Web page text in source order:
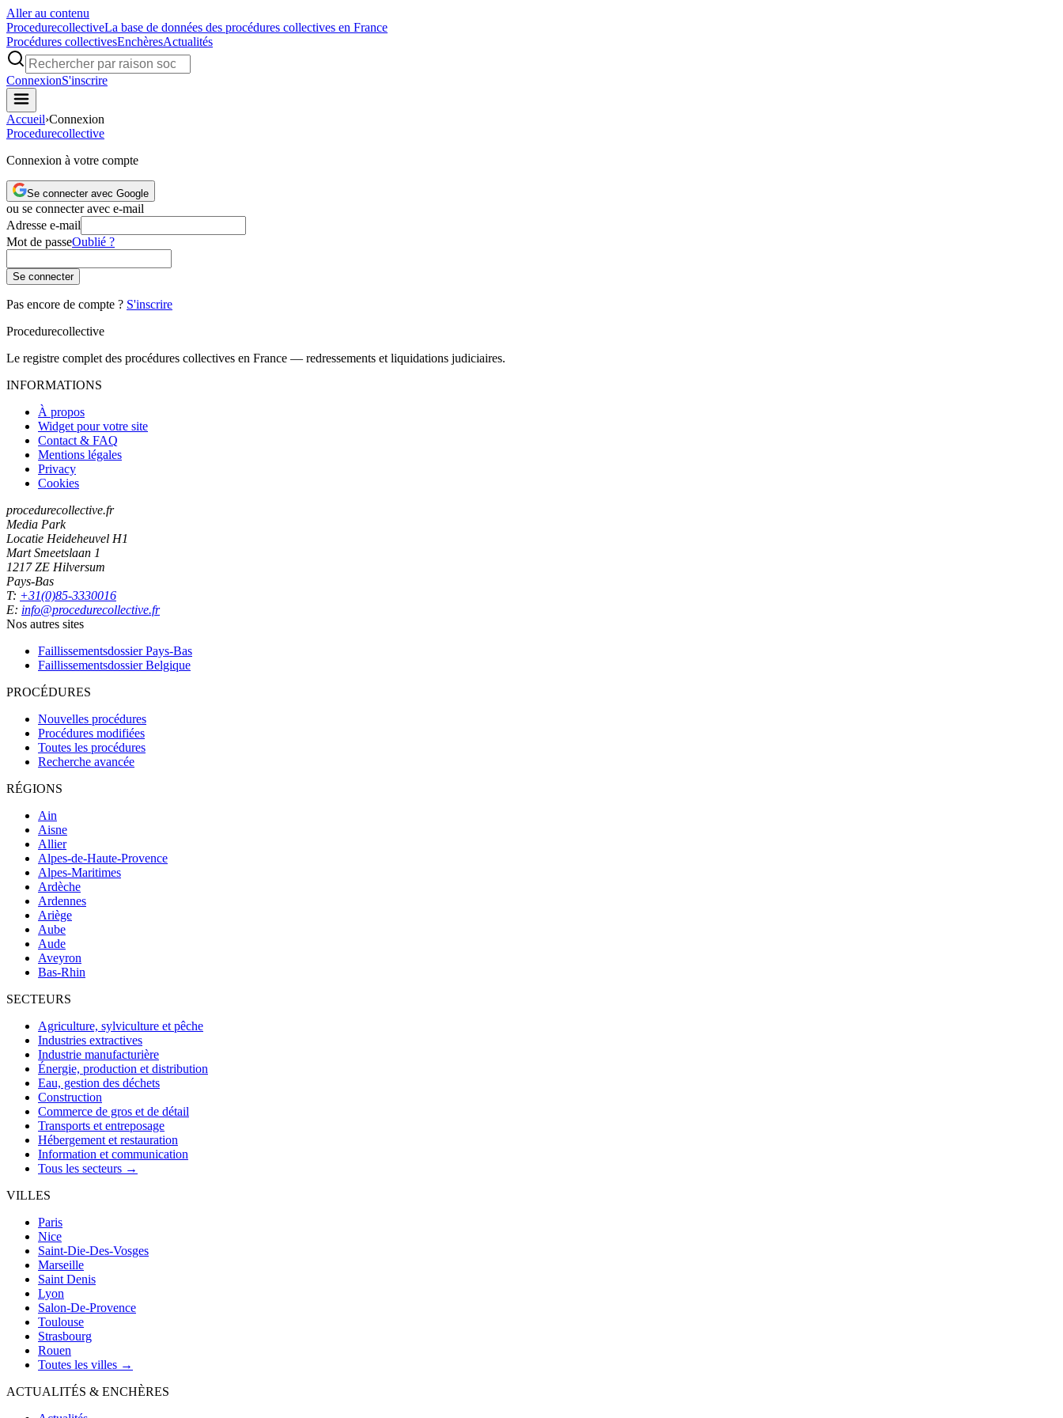
Aller au contenu
ProcedurecollectiveLa base de données des procédures collectives en France
Procédures collectivesEnchèresActualités
ConnexionS'inscrire
Accueil›Connexion
Procedurecollective
Connexion à votre compte
Se connecter avec Google
ou se connecter avec e-mail
Adresse e-mail
Mot de passeOublié ?
Se connecter
Pas encore de compte ? S'inscrire
Procedurecollective
Le registre complet des procédures collectives en France — redressements et liquidations judiciaires.
INFORMATIONS
À propos
Widget pour votre site
Contact & FAQ
Mentions légales
Privacy
Cookies
procedurecollective.fr
Media Park
Locatie Heideheuvel H1
Mart Smeetslaan 1
1217 ZE Hilversum
Pays-Bas
T: +31(0)85-3330016
E: info@procedurecollective.fr
Nos autres sites
Faillissementsdossier Pays-Bas
Faillissementsdossier Belgique
PROCÉDURES
Nouvelles procédures
Procédures modifiées
Toutes les procédures
Recherche avancée
RÉGIONS
Ain
Aisne
Allier
Alpes-de-Haute-Provence
Alpes-Maritimes
Ardèche
Ardennes
Ariège
Aube
Aude
Aveyron
Bas-Rhin
SECTEURS
Agriculture, sylviculture et pêche
Industries extractives
Industrie manufacturière
Énergie, production et distribution
Eau, gestion des déchets
Construction
Commerce de gros et de détail
Transports et entreposage
Hébergement et restauration
Information et communication
Tous les secteurs →
VILLES
Paris
Nice
Saint-Die-Des-Vosges
Marseille
Saint Denis
Lyon
Salon-De-Provence
Toulouse
Strasbourg
Rouen
Toutes les villes →
ACTUALITÉS & ENCHÈRES